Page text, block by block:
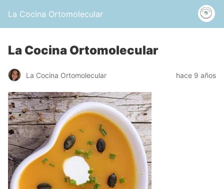
La Cocina Ortomolecular
La Cocina Ortomolecular
La Cocina Ortomolecular hace 9 años